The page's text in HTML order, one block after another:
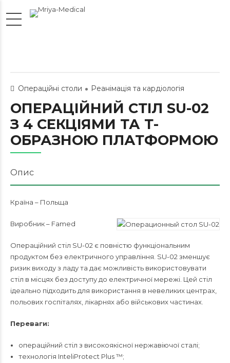
Операційні столи Реанімація та кардіологія
ОПЕРАЦІЙНИЙ СТІЛ SU-02
З 4 СЕКЦІЯМИ ТА Т-
ОБРАЗНОЮ ПЛАТФОРМОЮ
Опис
Країна – Польща
Виробник – Famed
Операційний стіл SU-02 є повністю функціональним
продуктом без електричного управління. SU-02 зменшує
ризик виходу з ладу та дає можливість використовувати
стіл в місцях без доступу до електричної мережі. Цей стіл
ідеально підходить для використання в невеликих центрах,
польових госпіталях, лікарнях або військових частинах.
Переваги:
операційний стіл з високоякісної нержавіючої сталі;
технологія InteliProtect Plus ™;